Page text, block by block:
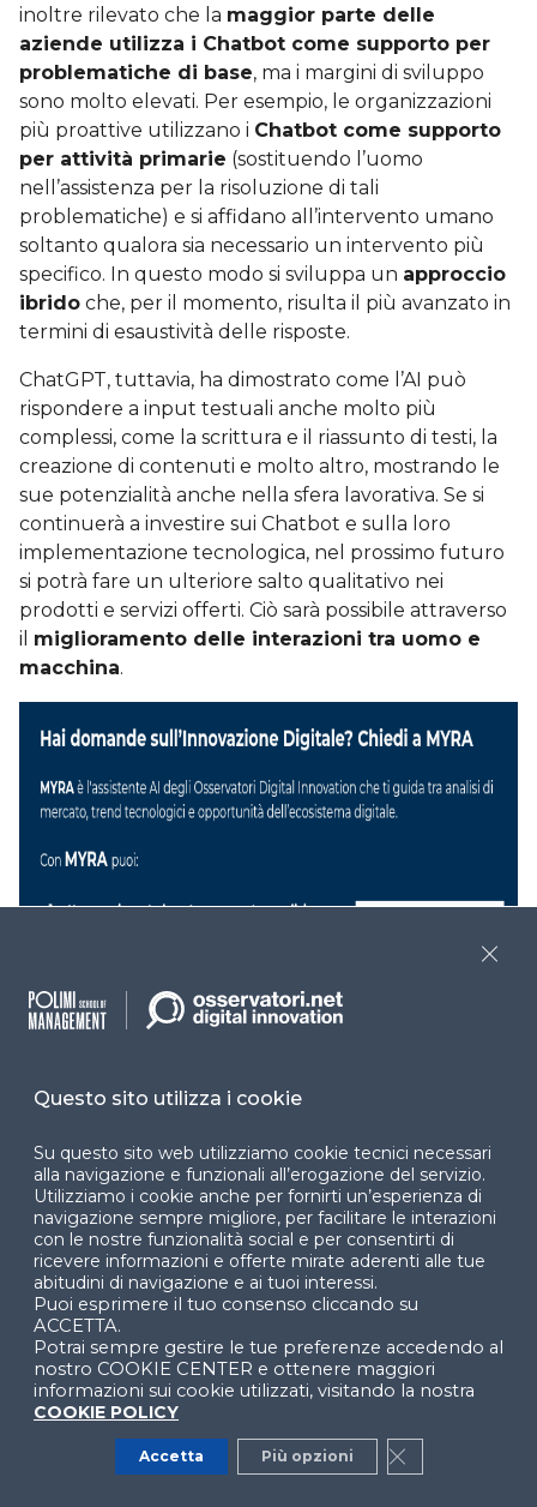
inoltre rilevato che la maggior parte delle
aziende utilizza i Chatbot come supporto per
problematiche di base, ma i margini di sviluppo
sono molto elevati. Per esempio, le organizzazioni
più proattive utilizzano i Chatbot come supporto
per attività primarie (sostituendo l’uomo
nell’assistenza per la risoluzione di tali
problematiche) e si affidano all’intervento umano
soltanto qualora sia necessario un intervento più
specifico. In questo modo si sviluppa un approccio
ibrido che, per il momento, risulta il più avanzato in
termini di esaustività delle risposte.
ChatGPT, tuttavia, ha dimostrato come l’AI può
rispondere a input testuali anche molto più
complessi, come la scrittura e il riassunto di testi, la
creazione di contenuti e molto altro, mostrando le
sue potenzialità anche nella sfera lavorativa. Se si
continuerà a investire sui Chatbot e sulla loro
implementazione tecnologica, nel prossimo futuro
si potrà fare un ulteriore salto qualitativo nei
prodotti e servizi offerti. Ciò sarà possibile attraverso
il miglioramento delle interazioni tra uomo e
macchina.
Intelligence
AI e aziende italiane, tra costi e
opportunità (2026)
PROGRAMMA TEMATICO
AI: applicazioni settoriali e novità
tecnologiche (2026)
PROGRAMMA TEMATICO
AI tra regolamentazione e impatti sulla
società (2026)
Questo sito utilizza i cookie
Su questo sito web utilizziamo cookie tecnici necessari
alla navigazione e funzionali all’erogazione del servizio.
Utilizziamo i cookie anche per fornirti un’esperienza di
navigazione sempre migliore, per facilitare le interazioni
con le nostre funzionalità social e per consentirti di
ricevere informazioni e offerte mirate aderenti alle tue
abitudini di navigazione e ai tuoi interessi.
Puoi esprimere il tuo consenso cliccando su
ACCETTA.
Potrai sempre gestire le tue preferenze accedendo al
nostro COOKIE CENTER e ottenere maggiori
informazioni sui cookie utilizzati, visitando la nostra
COOKIE POLICY
Accetta Più opzioni Close GDPR